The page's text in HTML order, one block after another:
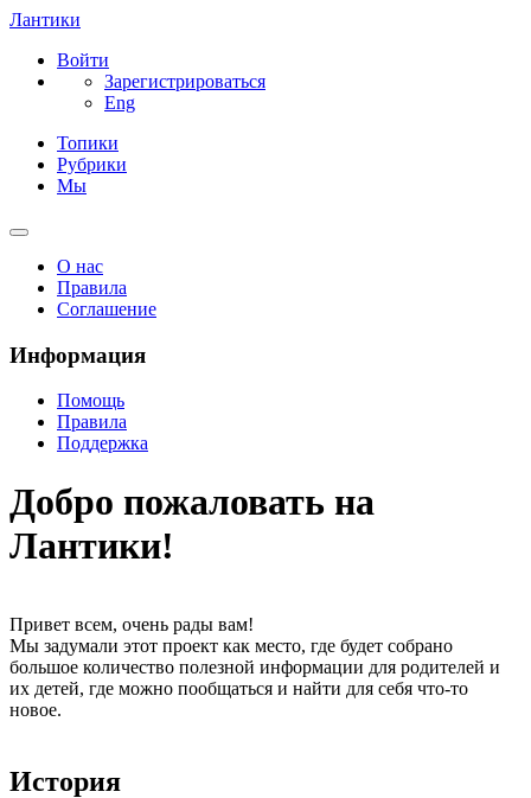
Лантики
Войти
Зарегистрироваться
Eng
Топики
Рубрики
Мы
О нас
Правила
Соглашение
Информация
Помощь
Правила
Поддержка
Добро пожаловать на
Лантики!
Привет всем, очень рады вам!
Мы задумали этот проект как место, где будет собрано
большое количество полезной информации для родителей и
их детей, где можно пообщаться и найти для себя что-то
новое.
История